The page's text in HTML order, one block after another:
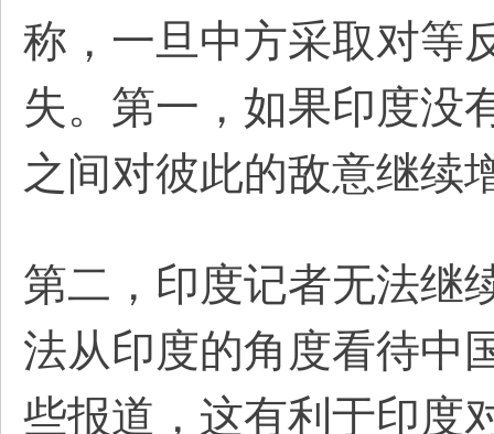
称，一旦中方采取对等
失。第一，如果印度没
之间对彼此的敌意继续
第二，印度记者无法继
法从印度的角度看待中
些报道，这有利于印度